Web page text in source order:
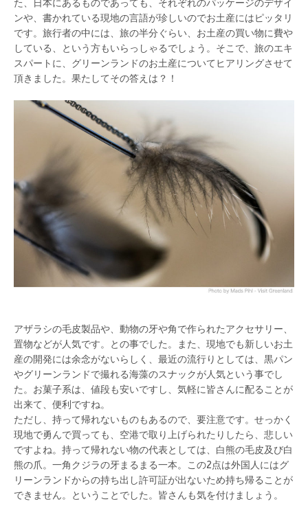
た、日本にあるものであっても、それぞれのパッケージのデザイ
ンや、書かれている現地の言語が珍しいのでお土産にはピッタリ
です。旅行者の中には、旅の半分ぐらい、お土産の買い物に費や
している、という方もいらっしゃるでしょう。そこで、旅のエキ
スパートに、グリーンランドのお土産についてヒアリングさせて
頂きました。果たしてその答えは？！
アザラシの毛皮製品や、動物の牙や角で作られたアクセサリー、
置物などが人気です。との事でした。また、現地でも新しいお土
産の開発には余念がないらしく、最近の流行りとしては、黒パン
やグリーンランドで撮れる海藻のスナックが人気という事でし
た。お菓子系は、値段も安いですし、気軽に皆さんに配ることが
出来て、便利ですね。
ただし、持って帰れないものもあるので、要注意です。せっかく
現地で勇んで買っても、空港で取り上げられたりしたら、悲しい
ですよね。持って帰れない物の代表としては、白熊の毛皮及び白
熊の爪。一角クジラの牙まるまる一本。この2点は外国人にはグ
リーンランドからの持ち出し許可証が出ないため持ち帰ることが
できません。ということでした。皆さんも気を付けましょう。